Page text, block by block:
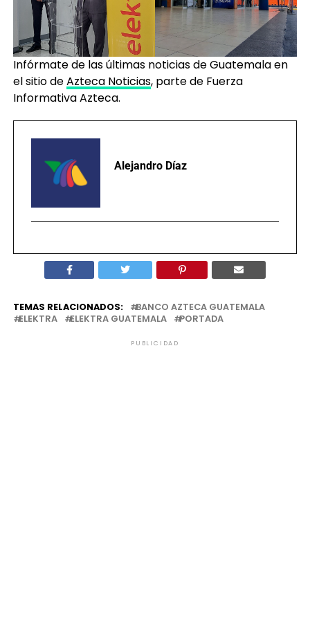
Infórmate de las últimas noticias de Guatemala en
el sitio deAzteca Noticias, parte de Fuerza
Informativa Azteca.
Alejandro Díaz
TEMAS RELACIONADOS:
BANCO AZTECA GUATEMALA
ELEKTRA
ELEKTRA GUATEMALA PORTADA
PUBLICIDAD